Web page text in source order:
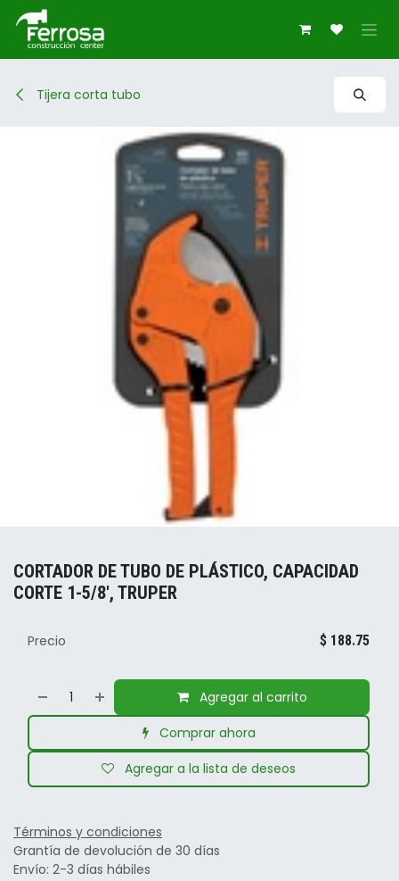
Ir al contenido
Tijera corta tubo
CORTADOR DE TUBO DE PLÁSTICO, CAPACIDAD
CORTE 1-5/8', TRUPER
Agregar al carrito
Comprar ahora
Agregar a la lista de deseos
Precio $ 188.75
Términos y condiciones
Grantía de devolución de 30 días
Envío: 2-3 días hábiles